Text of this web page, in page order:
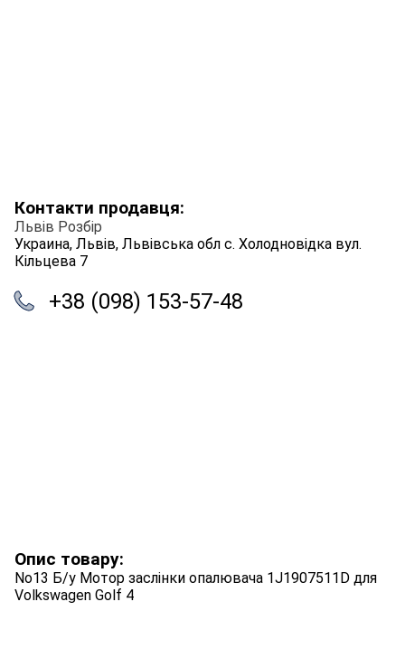
Контакти продавця:
Львів Розбір
Украина, Львів, Львівська обл с. Холодновідка вул.
Кільцева 7
+38 (098) 153-57-48
Опис товару:
No13 Б/у Мотор заслінки опалювача 1J1907511D для
Volkswagen Golf 4